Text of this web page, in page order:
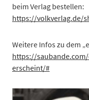
beim Verlag bestellen:
https://volkverlag.de/
Weitere Infos zu dem
https://
erscheint/#